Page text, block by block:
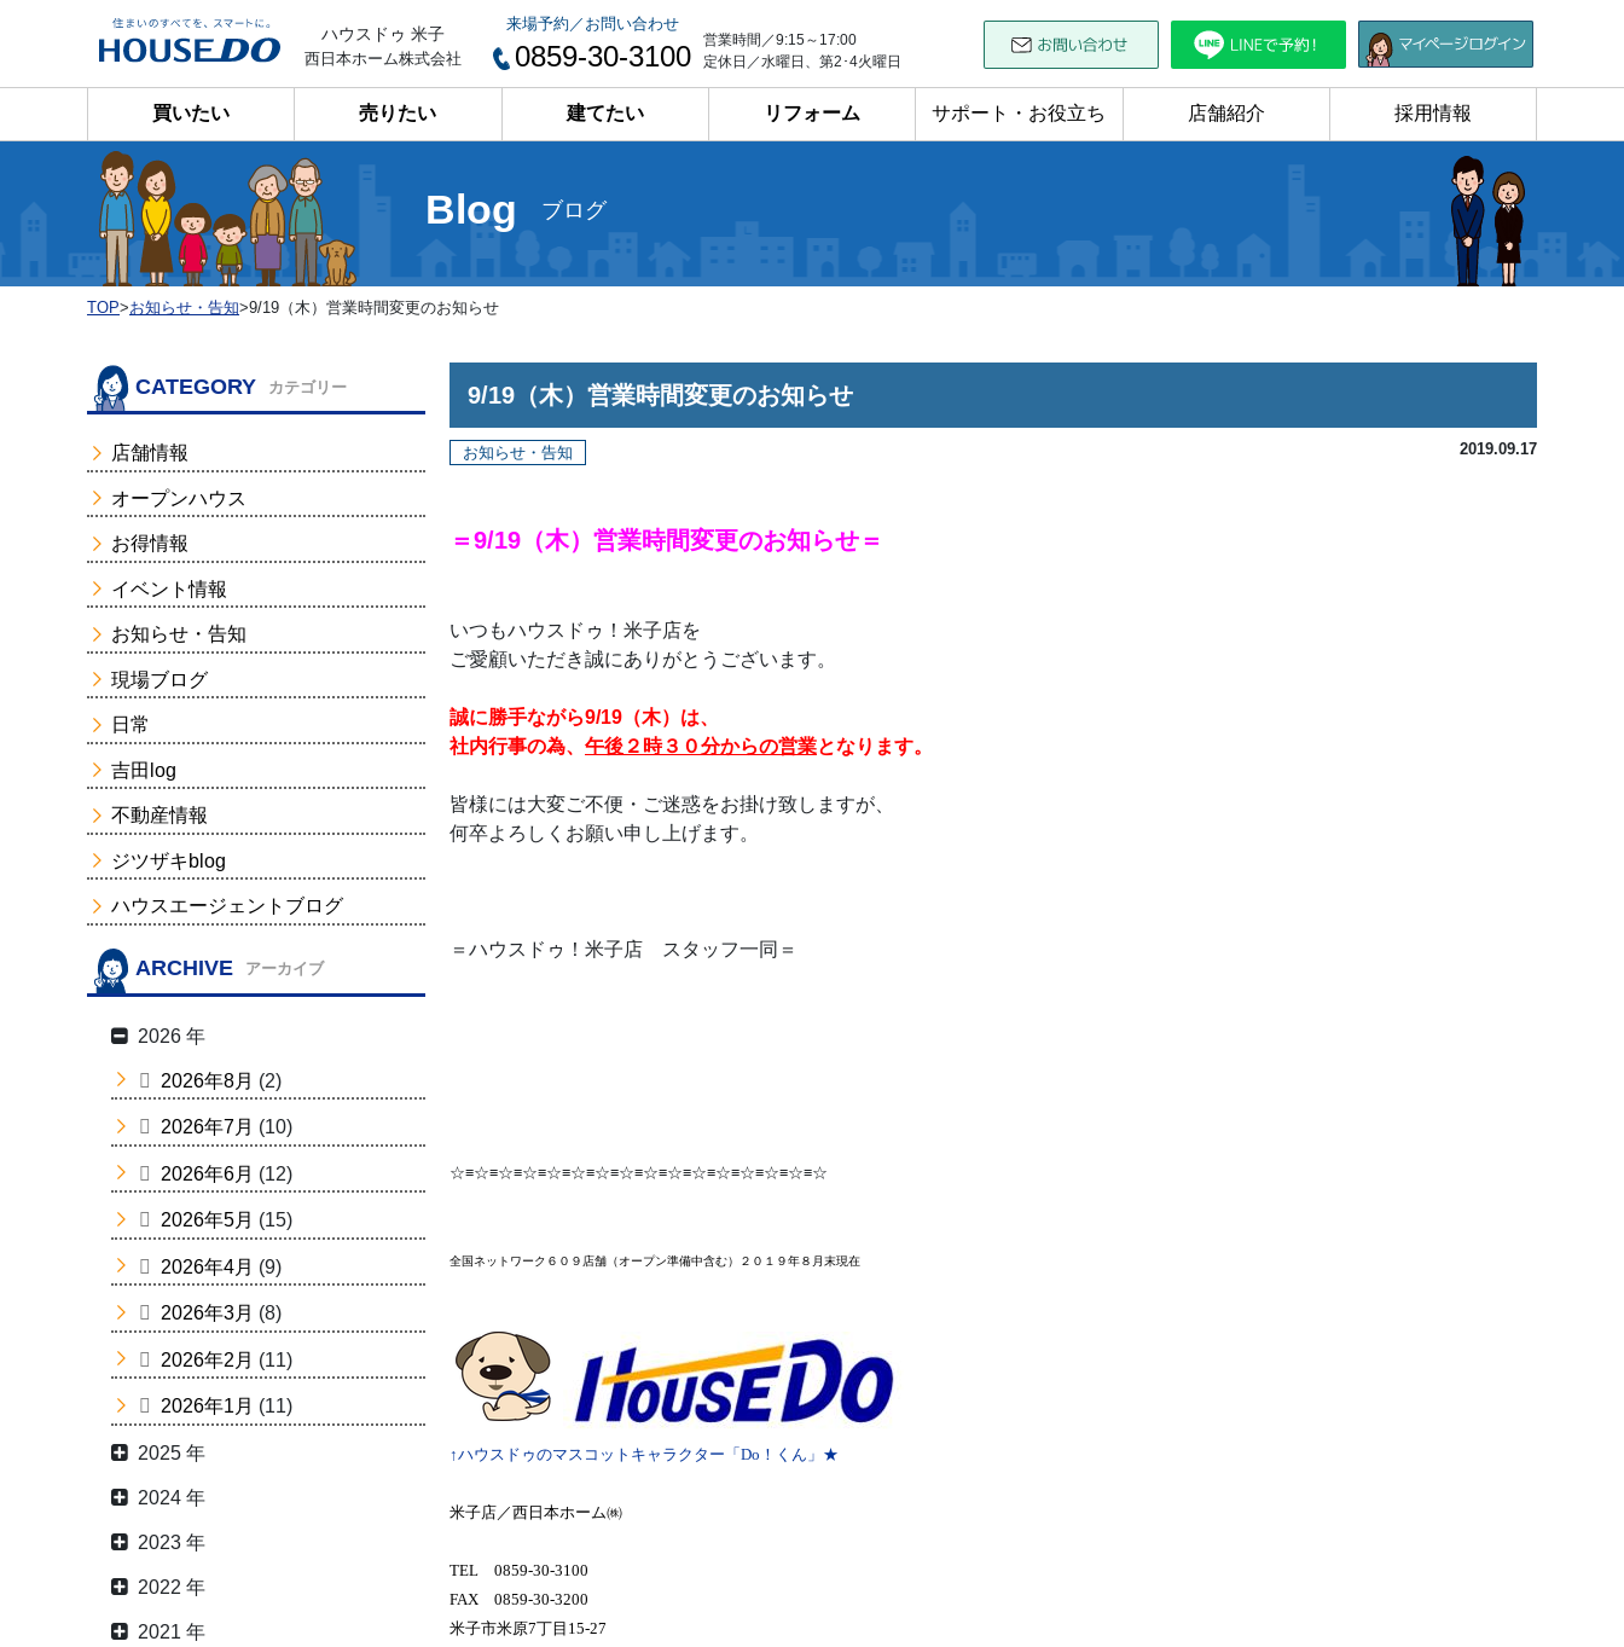
ハウスドゥ 米子
西日本ホーム株式会社
来場予約／お問い合わせ
0859-30-3100
営業時間／9:15～17:00
定休日／水曜日、第2･4火曜日
買いたい 売りたい 建てたい リフォーム サポート・お役立ち 店舗紹介 採用情報
Blog ブログ
TOP>お知らせ・告知>9/19（木）営業時間変更のお知らせ
9/19（木）営業時間変更のお知らせ
お知らせ・告知 2019.09.17
＝9/19 （木）営業時間変更のお知らせ＝
いつもハウスドゥ！米子店を
ご愛顧いただき誠にありがとうございます。
誠に勝手ながら9/19（木）は、
社内行事の為、 午後２時３０分からの営業となります。
皆様には大変ご不便・ご迷惑をお掛け致しますが、
何卒よろしくお願い申し上げます。
＝ハウスドゥ！米子店 スタッフ一同＝
☆≡☆≡☆≡☆≡☆≡☆≡☆≡☆≡☆≡☆≡☆≡☆≡☆≡☆≡☆≡☆
全国ネットワーク６０９店舗 （オープン準備中含む）２０１９年８月末現在
↑ハウスドゥのマスコットキャラクター「Do！くん」★
米子店／西日本ホーム㈱
TEL 0859-30-3100
FAX 0859-30-3200
米子市米原7丁目15-27
CATEGORY カテゴリー
店舗情報
オープンハウス
お得情報
イベント情報
お知らせ・告知
現場ブログ
日常
吉田log
不動産情報
ジツザキblog
ハウスエージェントブログ
ARCHIVE アーカイブ
2026 年
2026年8月 (2)
2026年7月 (10)
2026年6月 (12)
2026年5月 (15)
2026年4月 (9)
2026年3月 (8)
2026年2月 (11)
2026年1月 (11)
2025 年
2024 年
2023 年
2022 年
2021 年